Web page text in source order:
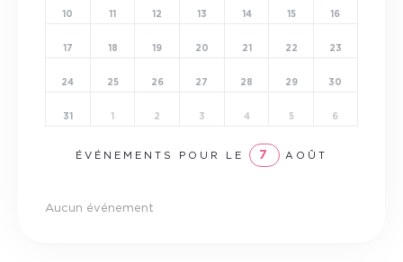
10 11 12 13 14 15 16
17 18 19 20 21 22 23
24 25 26 27 28 29 30
31 1 2 3 4 5 6
ÉVÉNEMENTS POUR LE 7 AOÛT
Aucun événement